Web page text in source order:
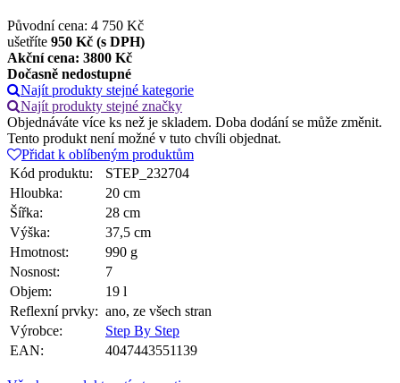
Původní cena: 4 750 Kč
ušetříte 950 Kč (s DPH)
Akční cena: 3800 Kč
Dočasně nedostupné
Najít produkty stejné kategorie
Najít produkty stejné značky
Objednáváte více ks než je skladem. Doba dodání se může změnit.
Tento produkt není možné v tuto chvíli objednat.
Přidat k oblíbeným produktům
Kód produktu:
STEP_232704
Hloubka:
20 cm
Šířka:
28 cm
Výška:
37,5 cm
Hmotnost:
990 g
Nosnost:
7
Objem:
19 l
Reflexní prvky: ano, ze všech stran
Výrobce:
Step By Step
EAN:
4047443551139